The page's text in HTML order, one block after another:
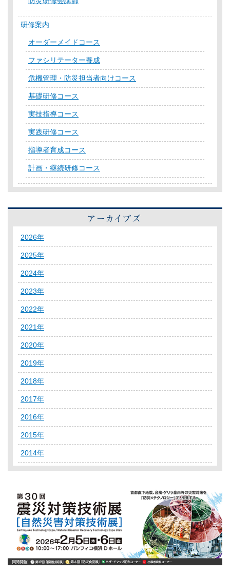
研修案内
オーダーメイドコース
ファシリテーター養成
危機管理・防災担当者向けコース
基礎研修コース
実技指導コース
実践研修コース
指導者育成コース
計画・継続研修コース
2026年
2025年
2024年
2023年
2022年
2021年
2020年
2019年
2018年
2017年
2016年
2015年
2014年